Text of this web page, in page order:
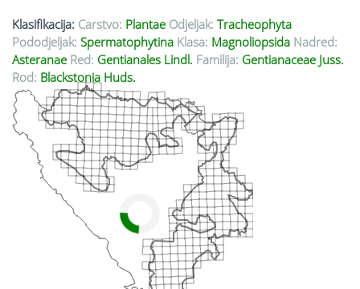
Klasifikacija: Carstvo: Plantae Odjeljak: Tracheophyta
Pododjeljak: Spermatophytina Klasa: Magnoliopsida Nadred:
Asteranae Red: Gentianales Lindl. Familija: Gentianaceae Juss.
Rod: Blackstonia Huds.